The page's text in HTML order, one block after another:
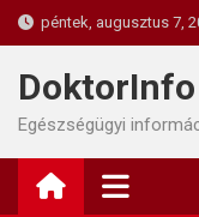
Skip
to
content
péntek, augusztus 7,
DoktorInfo
Egészségügyi